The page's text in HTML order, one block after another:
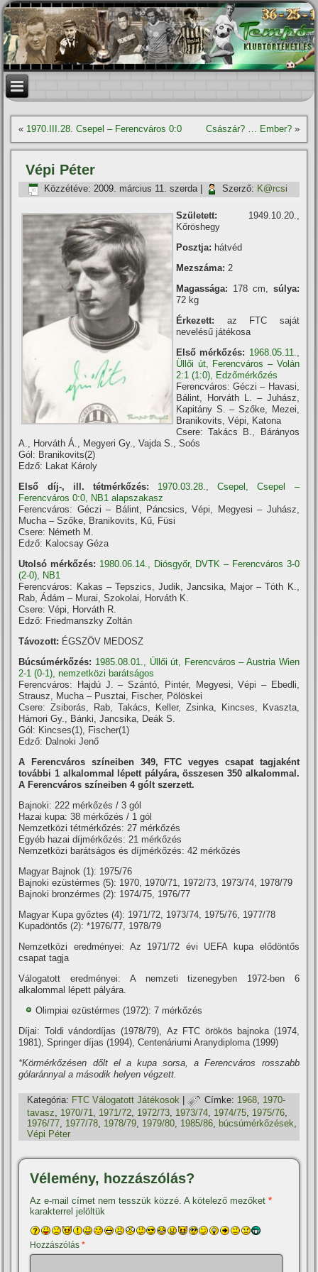
« 1970.III.28. Csepel – Ferencváros 0:0 Császár? … Ember?»
Vépi Péter
Közzétéve: 2009. március 11. szerda| Szerző: K@rcsi
Született: 1949.10.20.,
Kőröshegy
Posztja: hátvéd
Mezszáma: 2
Magassága: 178 cm, súlya:
72 kg
Érkezett: az FTC saját
nevelésű játékosa
Első mérkőzés: 1968.05.11.,
Üllői út, Ferencváros – Volán
2:1 (1:0), Edzőmérkőzés
Ferencváros: Géczi – Havasi,
Bálint, Horváth L. – Juhász,
Kapitány S. – Szőke, Mezei,
Branikovits, Vépi, Katona
Csere: Takács B., Bárányos
A., Horváth Á., Megyeri Gy., Vajda S., Soós
Gól: Branikovits(2)
Edző: Lakat Károly
Első díj-, ill. tétmérkőzés:
1970.03.28., Csepel, Csepel –
Ferencváros 0:0, NB1 alapszakasz
Ferencváros: Géczi – Bálint, Páncsics, Vépi, Megyesi – Juhász,
Mucha – Szőke, Branikovits, Kű, Füsi
Csere: Németh M.
Edző: Kalocsay Géza
Utolsó mérkőzés: 1980.06.14., Diósgyőr, DVTK – Ferencváros 3-0
(2-0), NB1
Ferencváros: Kakas – Tepszics, Judik, Jancsika, Major – Tóth K.,
Rab, Ádám – Murai, Szokolai, Horváth K.
Csere: Vépi, Horváth R.
Edző: Friedmanszky Zoltán
Távozott: ÉGSZÖV MEDOSZ
Búcsúmérkőzés: 1985.08.01., Üllői út, Ferencváros – Austria Wien
2-1 (0-1), nemzetközi barátságos
Ferencváros: Hajdú J. – Szántó, Pintér, Megyesi, Vépi – Ebedli,
Strausz, Mucha – Pusztai, Fischer, Pölöskei
Csere: Zsiborás, Rab, Takács, Keller, Zsinka, Kincses, Kvaszta,
Hámori Gy., Bánki, Jancsika, Deák S.
Gól: Kincses(1), Fischer(1)
Edző: Dalnoki Jenő
A Ferencváros szí­neiben 349, FTC vegyes csapat tagjaként
további 1 alkalommal lépett pályára, összesen 350 alkalommal.
A Ferencváros szí­neiben 4 gólt szerzett.
Bajnoki: 222 mérkőzés / 3 gól
Hazai kupa: 38 mérkőzés / 1 gól
Nemzetközi tétmérkőzés: 27 mérkőzés
Egyéb hazai dí­jmérkőzés: 21 mérkőzés
Nemzetközi barátságos és dí­jmérkőzés: 42 mérkőzés
Magyar Bajnok (1): 1975/76
Bajnoki ezüstérmes (5): 1970, 1970/71, 1972/73, 1973/74, 1978/79
Bajnoki bronzérmes (2): 1974/75, 1976/77
Magyar Kupa győztes (4): 1971/72, 1973/74, 1975/76, 1977/78
Kupadöntős (2): *1976/77, 1978/79
Nemzetközi eredményei: Az 1971/72 évi UEFA kupa elődöntős
csapat tagja
Válogatott eredményei: A nemzeti tizenegyben 1972-ben 6
alkalommal lépett pályára.
Olimpiai ezüstérmes (1972): 7 mérkőzés
Dí­jai: Toldi vándordí­jas (1978/79), Az FTC örökös bajnoka (1974,
1981), Springer dí­jas (1994), Centenáriumi Aranydiploma (1999)
*Körmérkőzésen dőlt el a kupa sorsa, a Ferencváros rosszabb
gólaránnyal a második helyen végzett.
Kategória: FTC Válogatott Játékosok | Címke: 1968, 1970-
tavasz, 1970/71, 1971/72, 1972/73, 1973/74, 1974/75, 1975/76,
1976/77, 1977/78, 1978/79, 1979/80, 1985/86, búcsúmérkőzések,
Vépi Péter
Vélemény, hozzászólás?
Az e-mail címet nem tesszük közzé. A kötelező mezőket*
karakterrel jelöltük
Hozzászólás*